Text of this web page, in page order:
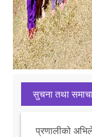
सुचना तथा
प्रणालीको